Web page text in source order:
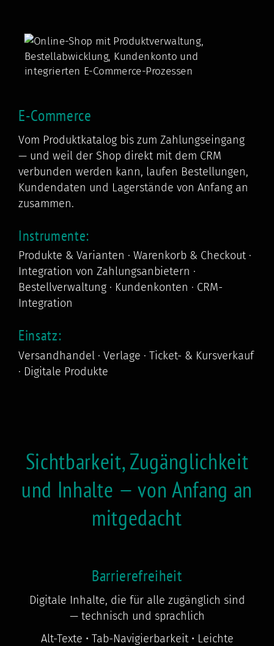
E-Commerce
Vom Produktkatalog bis zum Zahlungseingang
— und weil der Shop direkt mit dem CRM
verbunden werden kann, laufen Bestellungen,
Kundendaten und Lagerstände von Anfang an
zusammen.
Instrumente:
Produkte & Varianten · Warenkorb & Checkout ·
Integration von Zahlungsanbietern ·
Bestellverwaltung · Kundenkonten · CRM-
Integration
Einsatz:
Versandhandel · Verlage · Ticket- & Kursverkauf
· Digitale Produkte
Sichtbarkeit, Zugänglichkeit
und Inhalte — von Anfang an
mitgedacht
Barrierefreiheit
Digitale Inhalte, die für alle zugänglich sind
— technisch und sprachlich
Alt-Texte • Tab-Navigierbarkeit • Leichte